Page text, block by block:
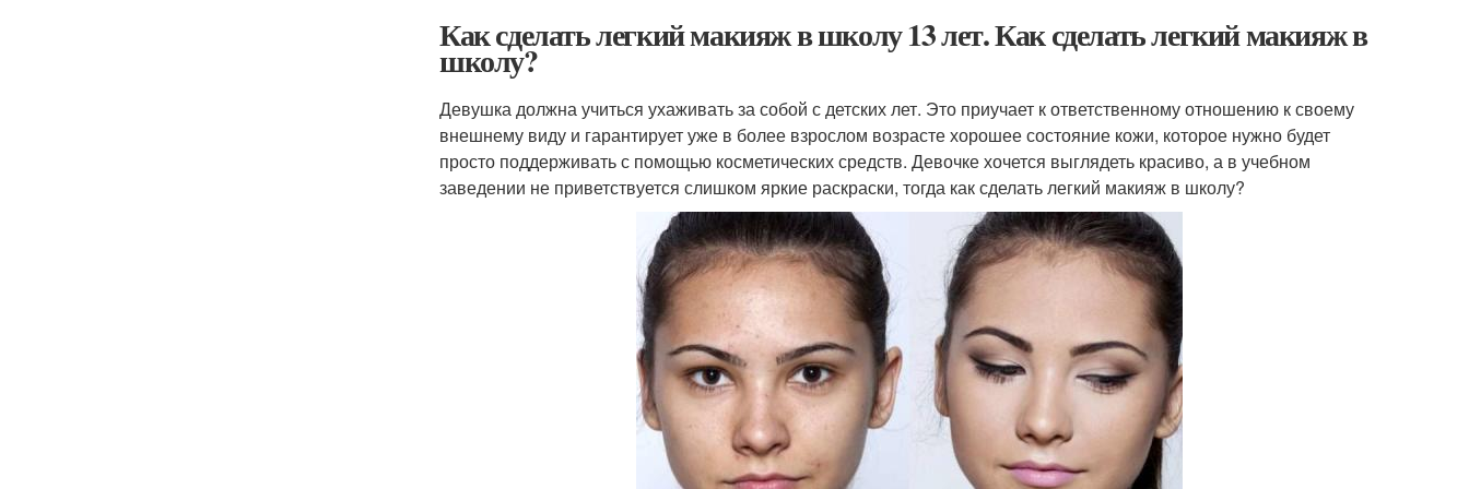
Как сделать легкий макияж в школу 13 лет. Как сделать легкий макияж в
школу?
Девушка должна учиться ухаживать за собой с детских лет. Это приучает к ответственному отношению к своему
внешнему виду и гарантирует уже в более взрослом возрасте хорошее состояние кожи, которое нужно будет
просто поддерживать с помощью косметических средств. Девочке хочется выглядеть красиво, а в учебном
заведении не приветствуется слишком яркие раскраски, тогда как сделать легкий макияж в школу?